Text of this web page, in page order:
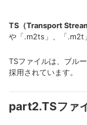
TS（Transport
や「.m2ts」、「.m2t
TSファイルは、ブル
採用されています。
part2.TSファ